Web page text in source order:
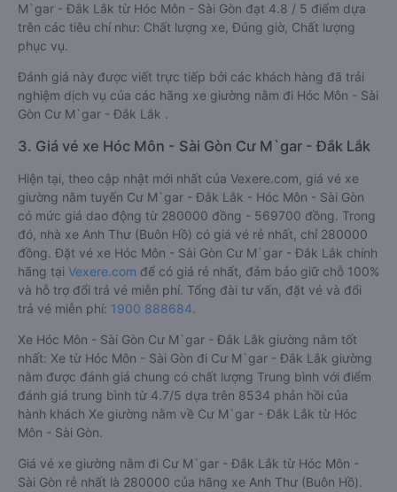
M`gar - Đắk Lắk từ Hóc Môn - Sài Gòn đạt 4.8 / 5 điểm dựa
trên các tiêu chí như: Chất lượng xe, Đúng giờ, Chất lượng
phục vụ.
Đánh giá này được viết trực tiếp bởi các khách hàng đã trải
nghiệm dịch vụ của các hãng xe giường nằm đi Hóc Môn - Sài
Gòn Cư M`gar - Đắk Lắk .
3. Giá vé xe Hóc Môn - Sài Gòn Cư M`gar - Đắk Lắk
Hiện tại, theo cập nhật mới nhất của Vexere.com, giá vé xe
giường nằm tuyến Cư M`gar - Đắk Lắk - Hóc Môn - Sài Gòn
có mức giá dao động từ 280000 đồng - 569700 đồng. Trong
đó, nhà xe Anh Thư (Buôn Hồ) có giá vé rẻ nhất, chỉ 280000
đồng. Đặt vé xe Hóc Môn - Sài Gòn Cư M`gar - Đắk Lắk chính
hãng tại Vexere.com để có giá rẻ nhất, đảm bảo giữ chỗ 100%
và hỗ trợ đổi trả vé miễn phí. Tổng đài tư vấn, đặt vé và đổi
trả vé miễn phí: 1900 888684.
Xe Hóc Môn - Sài Gòn Cư M`gar - Đắk Lắk giường nằm tốt
nhất: Xe từ Hóc Môn - Sài Gòn đi Cư M`gar - Đắk Lắk giường
nằm được đánh giá chung có chất lượng Trung bình với điểm
đánh giá trung bình từ 4.7/5 dựa trên 8534 phản hồi của
hành khách Xe giường nằm về Cư M`gar - Đắk Lắk từ Hóc
Môn - Sài Gòn.
Giá vé xe giường nằm đi Cư M`gar - Đắk Lắk từ Hóc Môn -
Sài Gòn rẻ nhất là 280000 của hãng xe Anh Thư (Buôn Hồ).